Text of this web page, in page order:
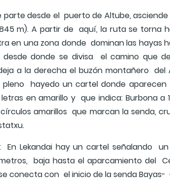
parte desde el puerto de Altube,
m). A partir de aquí, la ruta se torna
en una zona donde dominan las hayas
desde donde se divisa el camino que
a la derecha el buzón montañero del
hayedo un cartel donde aparecen
en amarillo y que indica: Burbona a
amarillos que marcan la senda,
: En Lekandai hay un cartel señalando
baja hasta el aparcamiento del
conecta con el inicio de la senda